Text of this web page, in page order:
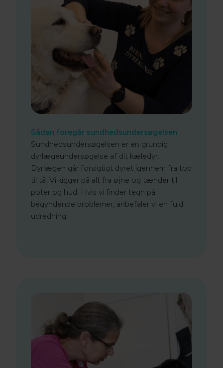
Sådan foregår sundhedsundersøgelsen
Sundhedsundersøgelsen er en grundig
dyrlægeundersøgelse af dit kæledyr.
Dyrlægen går forsigtigt dyret igennem fra top
til tå. Vi kigger på alt fra øjne og tænder til
poter og hud. Hvis vi finder tegn på
begyndende problemer, anbefaler vi en fuld
udredning.